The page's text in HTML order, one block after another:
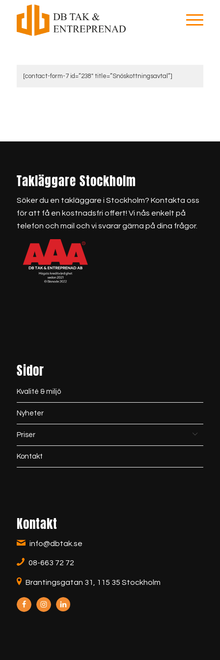
[contact-form-7 id=”238″ title=”Snöskottningsavtal”]
Takläggare Stockholm
Söker du en takläggare i Stockholm? Kontakta oss
för att få en kostnadsfri offert! Vi nås enkelt på
telefon och mail och vi svarar gärna på dina frågor.
Sidor
Kvalité & miljö
Nyheter
Priser
Kontakt
Kontakt
info@dbtak.se
08-663 72 72
Brantingsgatan 31, 115 35 Stockholm